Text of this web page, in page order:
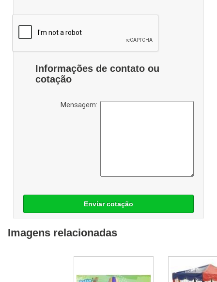
Informações de contato ou
cotação
Mensagem:
Enviar cotação
Imagens relacionadas